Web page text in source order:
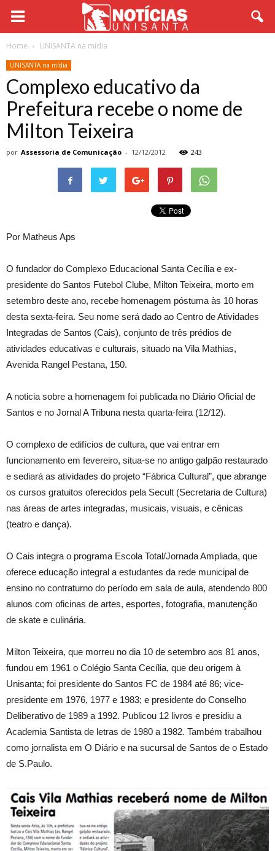
Home UNISANTA na mídia
UNISANTA na mídia
Complexo educativo da
Prefeitura recebe o nome de
Milton Teixeira
por Assessoria de Comunicação - 12/12/2012 243
Por Matheus Aps
O fundador do Complexo Educacional Santa Cecília e ex-
presidente do Santos Futebol Clube, Milton Teixeira, morto em
setembro deste ano, recebe homenagem póstuma às 10 horas
desta sexta-feira. Seu nome será dado ao Centro de Atividades
Integradas de Santos (Cais), conjunto de três prédios de
atividades educativas e culturais, situado na Vila Mathias,
Avenida Rangel Pestana, 150.
A noticia sobre a homenagem foi publicada no Diário Oficial de
Santos e no Jornal A Tribuna nesta quarta-feira (12/12).
O complexo de edifícios de cultura, que vai entrar em
funcionamento em fevereiro, situa-se no antigo galpão restaurado
e sediará as atividades do projeto “Fábrica Cultural”, que abrange
os cursos gratuitos oferecidos pela Secult (Secretaria de Cultura)
nas áreas de artes integradas, musicais, visuais, e cênicas
(teatro e dança).
O Cais integra o programa Escola Total/Jornada Ampliada, que
oferece educação integral a estudantes da rede municipal de
ensino no contraturno do período em sala de aula, atendendo 800
alunos com oficinas de artes, esportes, fotografia, manutenção
de skate e culinária.
Milton Teixeira, que morreu no dia 10 de setembro aos 81 anos,
fundou em 1961 o Colégio Santa Cecília, que deu origem à
Unisanta; foi presidente do Santos FC de 1984 até 86; vice-
presidente em 1976, 1977 e 1983; e presidente do Conselho
Deliberativo de 1989 a 1992. Publicou 12 livros e presidiu a
Academia Santista de letras de 1980 a 1982. Também trabalhou
como jornalista em O Diário e na sucursal de Santos de o Estado
de S.Paulo.